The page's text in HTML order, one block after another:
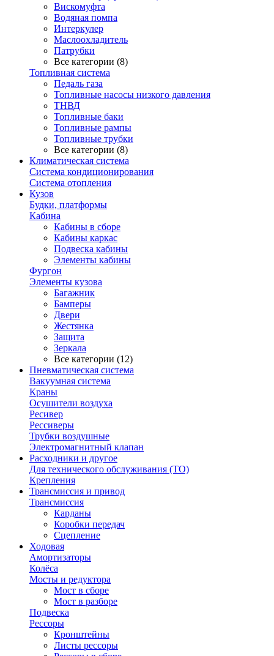
Вискомуфта
Водяная помпа
Интеркулер
Маслоохладитель
Патрубки
Все категории (8)
Топливная система
Педаль газа
Топливные насосы низкого давления
ТНВД
Топливные баки
Топливные рампы
Топливные трубки
Все категории (8)
Климатическая система
Система кондиционирования
Система отопления
Кузов
Будки, платформы
Кабина
Кабины в сборе
Кабины каркас
Подвеска кабины
Элементы кабины
Фургон
Элементы кузова
Багажник
Бамперы
Двери
Жестянка
Защита
Зеркала
Все категории (12)
Пневматическая система
Вакуумная система
Краны
Осушители воздуха
Ресивер
Рессиверы
Трубки воздушные
Электромагнитный клапан
Расходники и другое
Для технического обслуживания (ТО)
Крепления
Трансмиссия и привод
Трансмиссия
Карданы
Коробки передач
Сцепление
Ходовая
Амортизаторы
Колёса
Мосты и редуктора
Мост в сборе
Мост в разборе
Подвеска
Рессоры
Кронштейны
Листы рессоры